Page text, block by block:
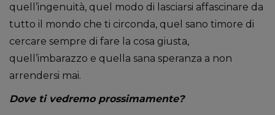
quell’ingenuità, quel modo di lasciarsi affascinare da
tutto il mondo che ti circonda, quel sano timore di
cercare sempre di fare la cosa giusta,
quell’imbarazzo e quella sana speranza a non
arrendersi mai.
Dove ti vedremo prossimamente?